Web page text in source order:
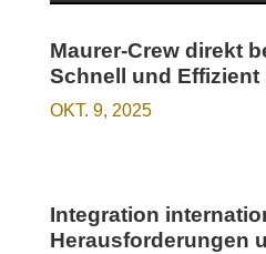
Maurer-Crew direkt
Schnell und Effizient
OKT. 9, 2025
Integration
Herausforderungen